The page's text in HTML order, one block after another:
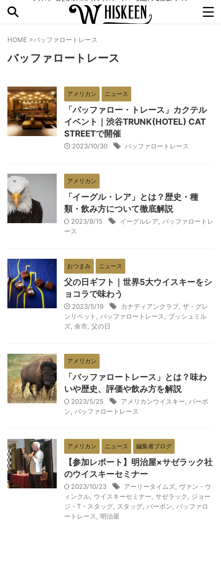
HOME >バッファロートレース
バッファロートレース
アメリカン ニュース
「バッファロー・トレース」カクテル
イベント｜渋谷TRUNK(HOTEL) CAT
STREETで開催
2023/10/30 バッファロートレース
アメリカン
「イーグル・レア」とは？歴史・種
類・飲み方について徹底解説
2023/9/15 イーグルレア
バッファロートレ
ース
おつまみ ニュース
父の日ギフト｜世界5大ウイスキーをシ
ョコラで味わう
2023/5/19 カナディアンクラブ ザ・グレ
ンリベット
バッファロートレース
ブッシュミル
ズ 余市 父の日
アメリカン
「バッファロートレース」とは？味わ
いや歴史、評価や飲み方を解説
2023/5/25 アメリカンウイスキー
バーボ
ン
バッファロートレース
アメリカン ニュース 編集者ブログ
【参加レポート】明治屋×サゼラック社
のウイスキーセミナー
2023/10/23 アーリータイムズ ヴァン・ウ
ィンクル ウイスキーセミナー サゼラック
ジョー
ジ・T・スタッグ
スタッグ バーボン
バッファロ
ートレース
明治屋